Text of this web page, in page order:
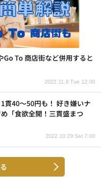
2022.11.8 Tue 12:00
Go To 商店街など併用すると
2022.10.29 Sat 7:00
1貫40～50円も！ 好き嫌いナ
「食欲全開！三貫盛まつ